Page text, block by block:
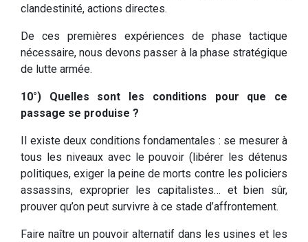
clandestinité, actions directes.
De ces premières expériences de phase tactique
nécessaire, nous devons passer à la phase stratégique
de lutte armée.
10°) Quelles sont les conditions pour que ce
passage se produise ?
Il existe deux conditions fondamentales : se mesurer à
tous les niveaux avec le pouvoir (libérer les détenus
politiques, exiger la peine de morts contre les policiers
assassins, exproprier les capitalistes… et bien sûr,
prouver qu’on peut survivre à ce stade d’affrontement.
Faire naître un pouvoir alternatif dans les usines et les